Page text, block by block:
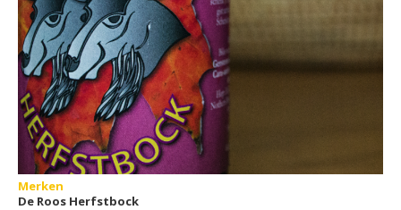
Merken
De Roos Herfstbock